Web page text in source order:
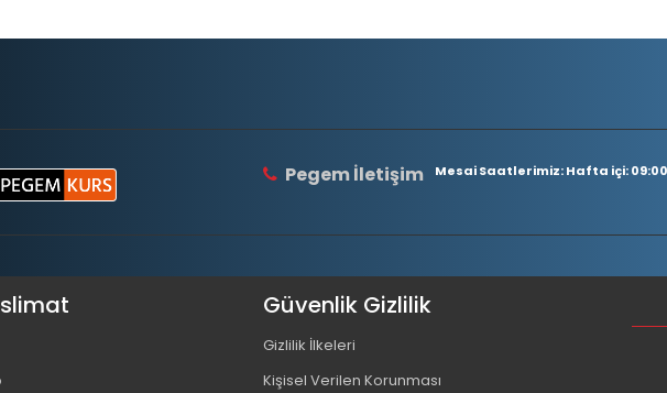
Pegem İletişim Mesai Saatlerimiz: Hafta içi: 09:00
Güvenlik Gizlilik
Gizlilik İlkeleri
Kişisel Verilen Korunması